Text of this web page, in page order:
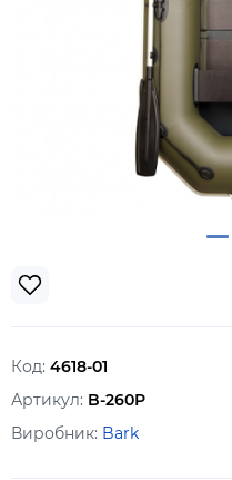
Код: 4618-01
Артикул: B-260P
Виробник: Bark